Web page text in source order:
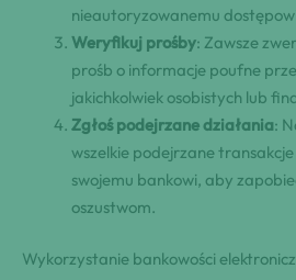
nieautoryzowanemu
Weryfikuj prośby: Zawsze
prośb o informacje poufne
jakichkolwiek osobistych lub
Zgłoś podejrzane działania:
wszelkie podejrzane
swojemu bankowi, aby
oszustwom.
Wykorzystanie bankowości